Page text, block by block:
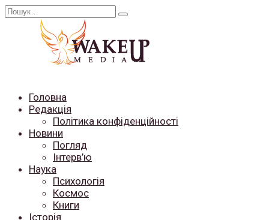
Перейти
Search
Головна
Редакція
Політика конфіденційності
Новини
Погляд
Інтерв’ю
Наука
Психологія
Космос
Книги
Історія